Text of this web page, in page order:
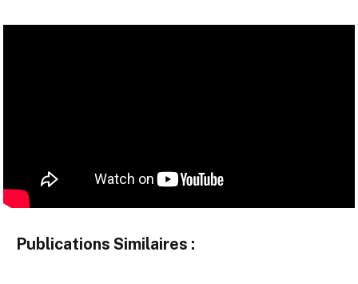
Publications Similaires :